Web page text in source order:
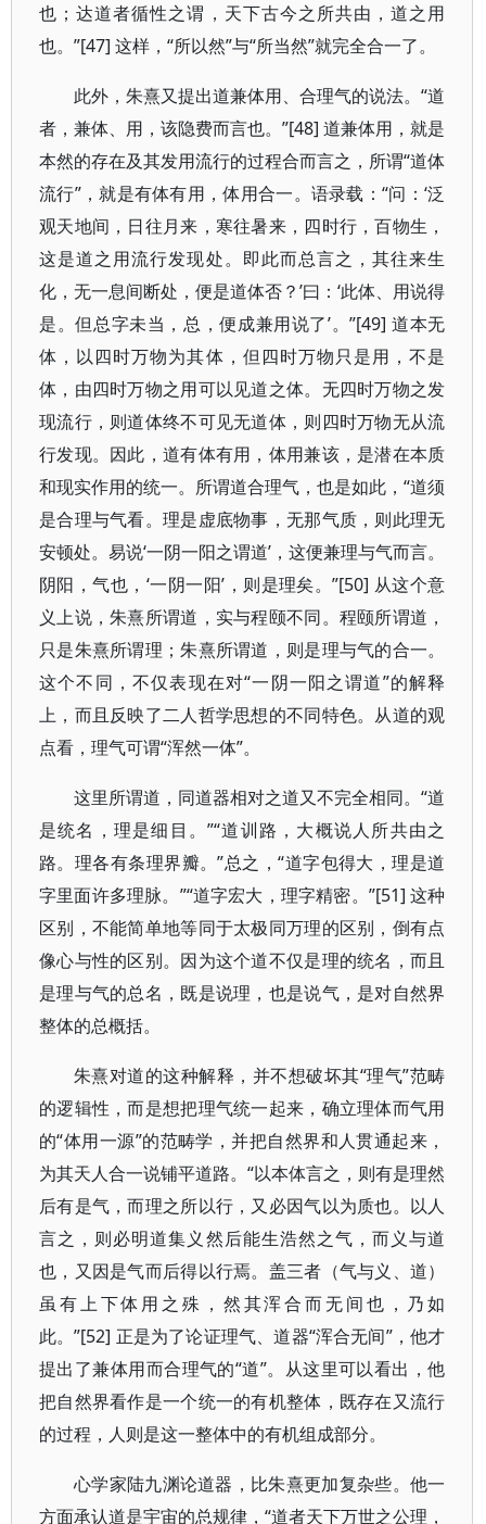
也；达道者循性之谓，天下古今之所共由，道之用
也。”[47] 这样，“所以然”与“所当然”就完全合一了。
此外，朱熹又提出道兼体用、合理气的说法。“道
者，兼体、用，该隐费而言也。”[48] 道兼体用，就是
本然的存在及其发用流行的过程合而言之，所谓“道体
流行”，就是有体有用，体用合一。语录载：“问：‘泛
观天地间，日往月来，寒往暑来，四时行，百物生，
这是道之用流行发现处。即此而总言之，其往来生
化，无一息间断处，便是道体否？’曰：‘此体、用说得
是。但总字未当，总，便成兼用说了’。”[49] 道本无
体，以四时万物为其体，但四时万物只是用，不是
体，由四时万物之用可以见道之体。无四时万物之发
现流行，则道体终不可见无道体，则四时万物无从流
行发现。因此，道有体有用，体用兼该，是潜在本质
和现实作用的统一。所谓道合理气，也是如此，“道须
是合理与气看。理是虚底物事，无那气质，则此理无
安顿处。易说‘一阴一阳之谓道’，这便兼理与气而言。
阴阳，气也，‘一阴一阳’，则是理矣。”[50] 从这个意
义上说，朱熹所谓道，实与程颐不同。程颐所谓道，
只是朱熹所谓理；朱熹所谓道，则是理与气的合一。
这个不同，不仅表现在对“一阴一阳之谓道”的解释
上，而且反映了二人哲学思想的不同特色。从道的观
点看，理气可谓“浑然一体”。
这里所谓道，同道器相对之道又不完全相同。“道
是统名，理是细目。”“道训路，大概说人所共由之
路。理各有条理界瓣。”总之，“道字包得大，理是道
字里面许多理脉。”“道字宏大，理字精密。”[51] 这种
区别，不能简单地等同于太极同万理的区别，倒有点
像心与性的区别。因为这个道不仅是理的统名，而且
是理与气的总名，既是说理，也是说气，是对自然界
整体的总概括。
朱熹对道的这种解释，并不想破坏其“理气”范畴
的逻辑性，而是想把理气统一起来，确立理体而气用
的“体用一源”的范畴学，并把自然界和人贯通起来，
为其天人合一说铺平道路。“以本体言之，则有是理然
后有是气，而理之所以行，又必因气以为质也。以人
言之，则必明道集义然后能生浩然之气，而义与道
也，又因是气而后得以行焉。盖三者（气与义、道）
虽有上下体用之殊，然其浑合而无间也，乃如
此。”[52] 正是为了论证理气、道器“浑合无间”，他才
提出了兼体用而合理气的“道”。从这里可以看出，他
把自然界看作是一个统一的有机整体，既存在又流行
的过程，人则是这一整体中的有机组成部分。
心学家陆九渊论道器，比朱熹更加复杂些。他一
方面承认道是宇宙的总规律，“道者天下万世之公理，